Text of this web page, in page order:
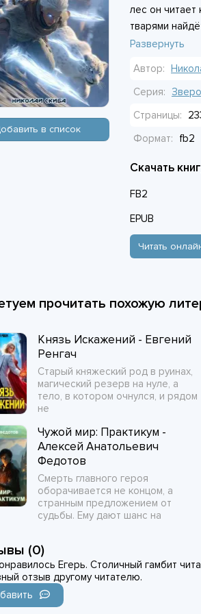
в список
лес он читает
тварями
за шаткими
совсем
Развернуть
Автор:
Серия:
Страницы:
Формат:
fb2
Скачать
FB2
EPUB
Читать
прочитать похожую
Князь Искажений - Евгений
Ренгач
Старый княжеский род в руинах,
магический резерв на нуле, а
тело, в котором очнулся, и рядом
не
Чужой мир: Практикум -
Алексей Анатольевич
Федотов
Смерть главного героя
оборачивается не концом, а
странным предложением от
судьбы. Ему дают шанс на
(0)
Егерь. Столичный гамбит
отзыв другому читателю.